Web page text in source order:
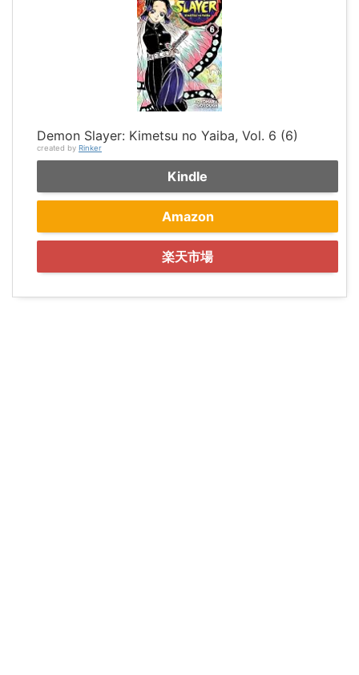
Demon Slayer: Kimetsu no Yaiba, Vol. 6 (6)
created by Rinker
Kindle
Amazon
楽天市場